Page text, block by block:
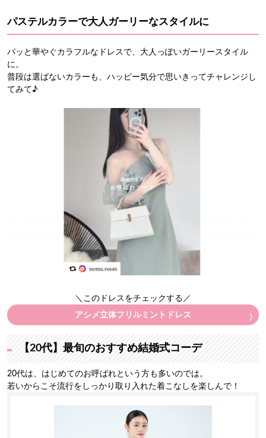
パステルカラーで大人ガーリーなスタイルに
パッと華やぐカラフルなドレスで、大人っぽいガーリースタイル
に。
普段は選ばないカラーも、ハッピー気分で思いきってチャレンジし
てみて♪
＼このドレスをチェックする／
アシメ立体フリルミントドレス
【20代】最旬のおすすめ結婚式コーデ
20代は、はじめてのお呼ばれという方も多いのでは。
若いからこそ流行をしっかり取り入れた着こなしを楽しんで！